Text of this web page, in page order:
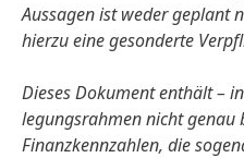
Aussagen ist weder geplant
hierzu eine gesonderte
Dieses Dokument enthält –
legungsrahmen nicht genau
Finanzkennzahlen, die